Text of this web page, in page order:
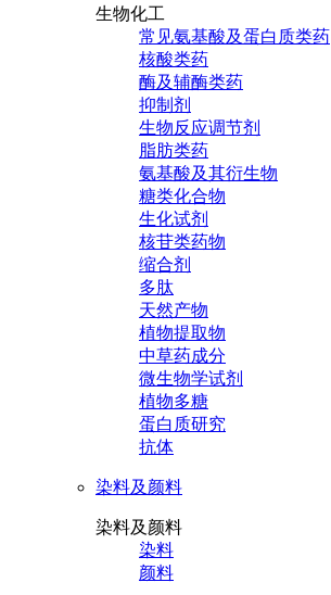
生物化工
常见氨基酸及蛋白质类药
核酸类药
酶及辅酶类药
抑制剂
生物反应调节剂
脂肪类药
氨基酸及其衍生物
糖类化合物
生化试剂
核苷类药物
缩合剂
多肽
天然产物
植物提取物
中草药成分
微生物学试剂
植物多糖
蛋白质研究
抗体
染料及颜料
染料及颜料
染料
颜料